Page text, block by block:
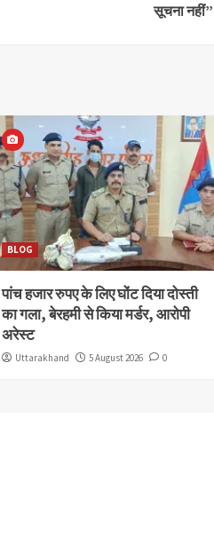
सूचना नहीं”
BLOG
पांच हजार रुपए के लिए घोंट दिया दोस्ती
का गला, बेरहमी से किया मर्डर, आरोपी
अरेस्ट
Uttarakhand 5 August 2026 0